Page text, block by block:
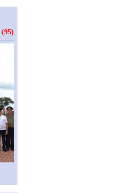
(95)